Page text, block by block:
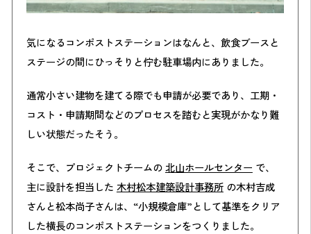
気になるコンポストステーションはなんと、飲食ブースと
ステージの間にひっそりと佇む駐車場内にありました。
通常小さい建物を建てる際でも申請が必要であり、工期・
コスト・申請期間などのプロセスを踏むと実現がかなり難
しい状態だったそう。
そこで、プロジェクトチームの北山ホールセンター で、
主に設計を担当した 木村松本建築設計事務所の木村吉成
さんと松本尚子さんは、“小規模倉庫”として基準をクリア
した横長のコンポストステーションをつくりました。